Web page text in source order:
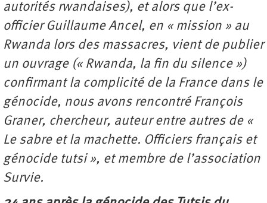
autorités rwandaises), et alors que l’ex-
officier Guillaume Ancel, en « mission » au
Rwanda lors des massacres, vient de publier
un ouvrage (« Rwanda, la fin du silence »)
confirmant la complicité de la France dans le
génocide, nous avons rencontré François
Graner, chercheur, auteur entre autres de «
Le sabre et la machette. Officiers français et
génocide tutsi », et membre de l’association
Survie.